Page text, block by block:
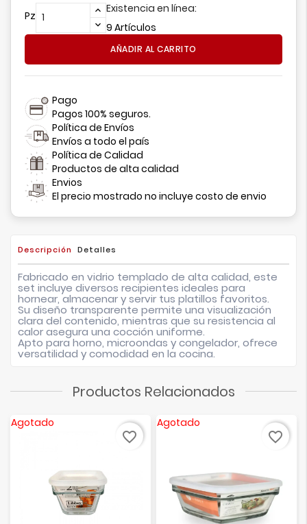
Pz
Existencia en línea:
9 Artículos
AÑADIR AL CARRITO
Pago
Pagos 100% seguros.
Política de Envíos
Envíos a todo el país
Política de Calidad
Productos de alta calidad
Envios
El precio mostrado no incluye costo de envio
Descripción Detalles
Fabricado en vidrio templado de alta calidad, este
set incluye diversos recipientes ideales para
hornear, almacenar y servir tus platillos favoritos.
Su diseño transparente permite una visualización
clara del contenido, mientras que su resistencia al
calor asegura una cocción uniforme.
Apto para horno, microondas y congelador, ofrece
versatilidad y comodidad en la cocina.
Productos Relacionados
Agotado
favorite_border
Agotado
favorite_border